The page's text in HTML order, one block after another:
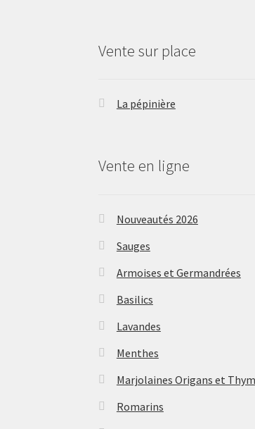
Vente sur place
La pépinière
Vente en ligne
Nouveautés 2026
Sauges
Armoises et Germandrées
Basilics
Lavandes
Menthes
Marjolaines Origans et
Romarins